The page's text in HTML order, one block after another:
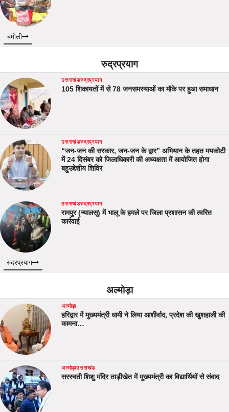
चमोली
रुद्रप्रयाग
उत्तराखंडरुद्रप्रयाग
105 शिकायतों में से 78 जनसमस्याओं का मौके पर हुआ समाधान
उत्तराखंडरुद्रप्रयाग
“जन-जन की सरकार, जन-जन के द्वार” अभियान के तहत मयकोटी
में 24 दिसंबर को जिलाधिकारी की अध्यक्षता में आयोजित होगा
बहुउद्देशीय शिविर
उत्तराखंडरुद्रप्रयाग
रामपुर (न्यालसू) में भालू के हमले पर जिला प्रशासन की त्वरित
कार्रवाई
रुद्रप्रयाग
अल्मोड़ा
अल्मोड़ा
हरिद्वार में मुख्यमंत्री धामी ने लिया आशीर्वाद, प्रदेश की खुशहाली की
कामना…
अल्मोड़ाउत्तराखंड
सरस्वती शिशु मंदिर ताड़ीखेत में मुख्यमंत्री का विद्यार्थियों से संवाद